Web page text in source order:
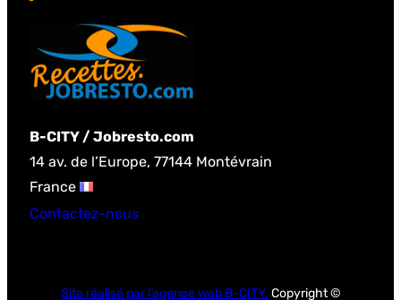
B-CITY / Jobresto.com
14 av. de l’Europe, 77144 Montévrain
France
Contactez-nous
Site réalisé par l’agence web B-CITY. Copyright ©